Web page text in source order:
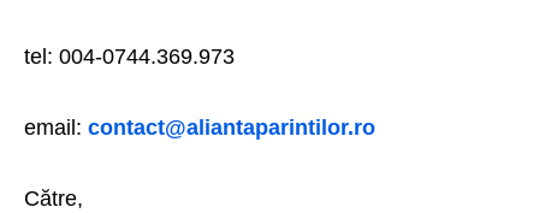
tel: 004-0744.369.973
email: contact@aliantaparintilor.ro
Către,